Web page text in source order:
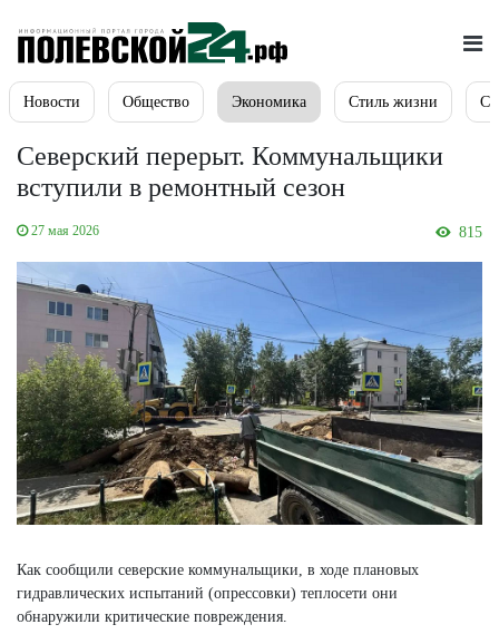
Новости Общество Экономика Стиль жизни
Северский перерыт. Коммунальщики
вступили в ремонтный сезон
27 мая 2026 815
Как сообщили северские коммунальщики, в ходе плановых
гидравлических испытаний (опрессовки) теплосети они
обнаружили критические повреждения.